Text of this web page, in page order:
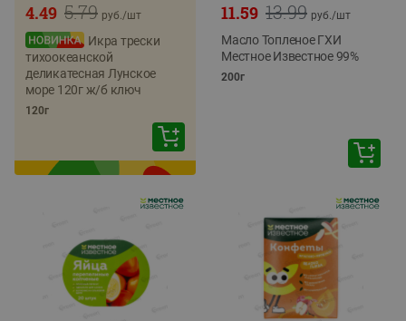
5.79
4.49 руб./шт
Икра трески
тихоокеанской
деликатесная Лунское
море 120г ж/б ключ
120г
13.99
11.59 руб./шт
Масло Топленое ГХИ
Местное Известное 99%
200г